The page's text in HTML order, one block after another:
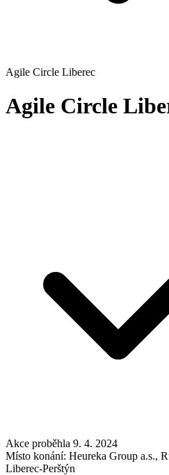
Agile Circle Liberec
Agile Circle
Akce proběhla 9. 4. 2024
Místo konání: Heureka Group a.s.,
Liberec-Perštýn